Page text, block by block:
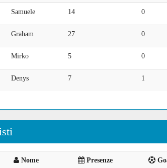
Samuele 14 0
Graham 27 0
Mirko 5 0
Denys 7 1
Nome Presenze